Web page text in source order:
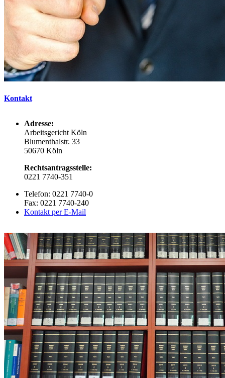
Kontakt
Adresse:
Arbeitsgericht Köln
Blumenthalstr. 33
50670 Köln
Rechtsantragsstelle:
0221 7740-351
Telefon: 0221 7740-0
Fax: 0221 7740-240
Kontakt per E-Mail